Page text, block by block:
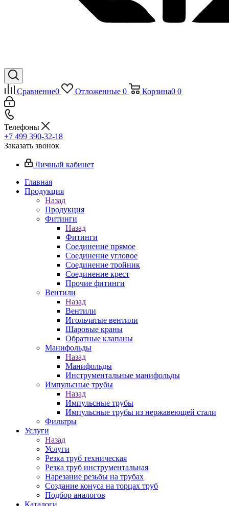
Сравнение0 Отложенные 0 Корзина0 0
Телефоны
+7 499 390-32-18
Заказать звонок
Личный кабинет
Главная
Продукция
Назад
Продукция
Фитинги
Назад
Фитинги
Соединение прямое
Соединение угловое
Соединение тройник
Соединение крест
Прочие фитинги
Вентили
Назад
Вентили
Игольчатые вентили
Шаровые краны
Обратные клапаны
Манифольды
Назад
Манифольды
Инструментальные манифольды
Импульсные трубы
Назад
Импульсные трубы
Импульсные трубы из нержавеющей стали
Фильтры
Услуги
Назад
Услуги
Резка труб техническая
Резка труб инструментальная
Нарезание резьбы на трубах
Создание конуса на торцах труб
Подбор аналогов
Каталоги